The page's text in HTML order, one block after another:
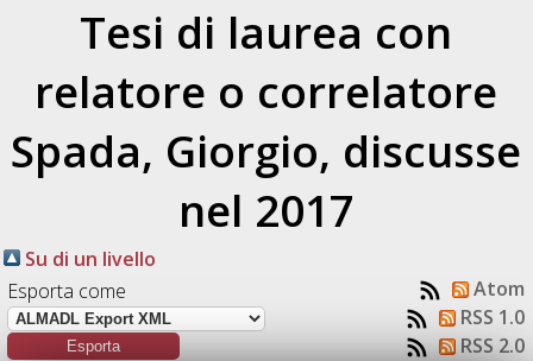
Tesi di laurea con
relatore o correlatore
Spada, Giorgio, discusse
nel 2017
Su di un livello
Esporta come
Atom
RSS 1.0
RSS 2.0